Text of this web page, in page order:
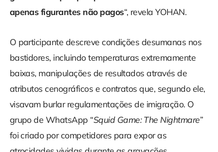
apenas figurantes não pagos“, revela YOHAN.
O participante descreve condições desumanas nos
bastidores, incluindo temperaturas extremamente
baixas, manipulações de resultados através de
atributos cenográficos e contratos que, segundo ele,
visavam burlar regulamentações de imigração. O
grupo de WhatsApp “Squid Game: The Nightmare”
foi criado por competidores para expor as